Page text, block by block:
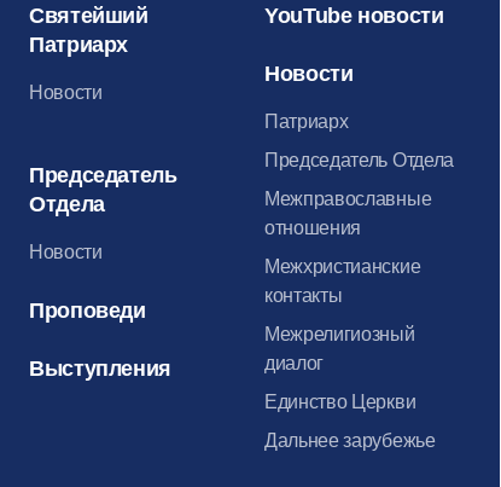
Святейший
Патриарх
Новости
Председатель
Отдела
Новости
Проповеди
Выступления
YouTube новости
Новости
Патриарх
Председатель Отдела
Межправославные
отношения
Межхристианские
контакты
Межрелигиозный
диалог
Единство Церкви
Дальнее зарубежье